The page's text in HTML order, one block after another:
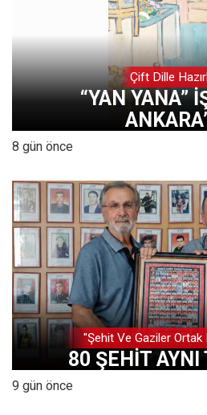
Çift Dille
“YAN YANA”
8 gün önce
"Şehit Ve Gaziler
80 ŞEHİT AYNI
9 gün önce